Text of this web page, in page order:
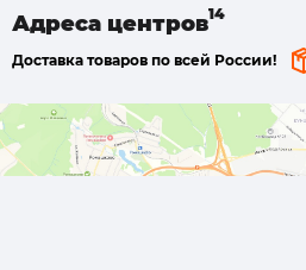
Адреса центров
Доставка товаров по всей России!